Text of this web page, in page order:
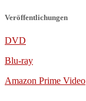
Veröffentlichungen
DVD
Blu-ray
Amazon Prime Video